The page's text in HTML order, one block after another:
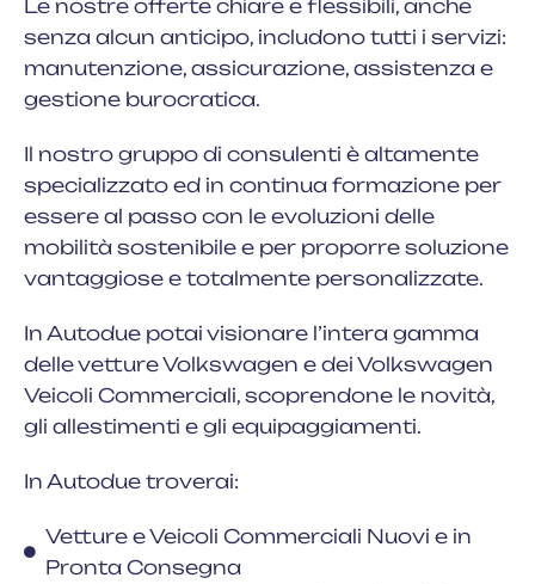
Le nostre offerte chiare e flessibili, anche
senza alcun anticipo, includono tutti i servizi:
manutenzione, assicurazione, assistenza e
gestione burocratica.
Il nostro gruppo di consulenti è altamente
specializzato ed in continua formazione per
essere al passo con le evoluzioni delle
mobilità sostenibile e per proporre soluzione
vantaggiose e totalmente personalizzate.
In Autodue potai visionare l’intera gamma
delle vetture Volkswagen e dei Volkswagen
Veicoli Commerciali, scoprendone le novità,
gli allestimenti e gli equipaggiamenti.
In Autodue troverai:
Vetture e Veicoli Commerciali Nuovi e in
Pronta Consegna